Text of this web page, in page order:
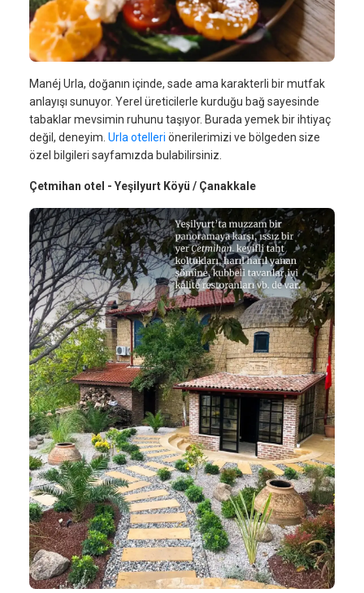
Manéj Urla, doğanın içinde, sade ama karakterli bir mutfak
anlayışı sunuyor. Yerel üreticilerle kurduğu bağ sayesinde
tabaklar mevsimin ruhunu taşıyor. Burada yemek bir ihtiyaç
değil, deneyim. Urla otelleri önerilerimizi ve bölgeden size
özel bilgileri sayfamızda bulabilirsiniz.
Çetmihan otel - Yeşilyurt Köyü / Çanakkale